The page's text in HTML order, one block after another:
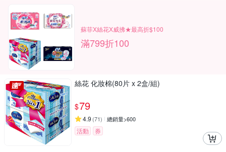
蘇菲X絲花X威拂★最高折$100
滿799折100
絲花 化妝棉(80片 x 2盒/組)
$79
4.9 (71) 總銷量>600
活動 券